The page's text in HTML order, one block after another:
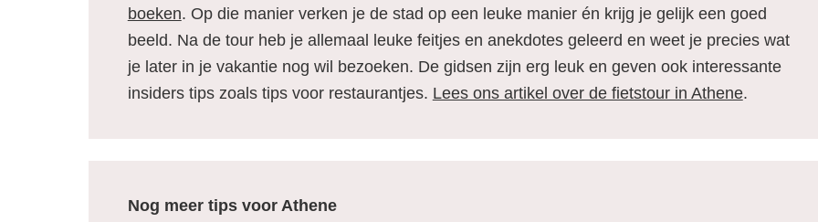
boeken. Op die manier verken je de stad op een leuke manier én krijg je gelijk een goed
beeld. Na de tour heb je allemaal leuke feitjes en anekdotes geleerd en weet je precies wat
je later in je vakantie nog wil bezoeken. De gidsen zijn erg leuk en geven ook interessante
insiders tips zoals tips voor restaurantjes. Lees ons artikel over de fietstour in Athene.
Nog meer tips voor Athene